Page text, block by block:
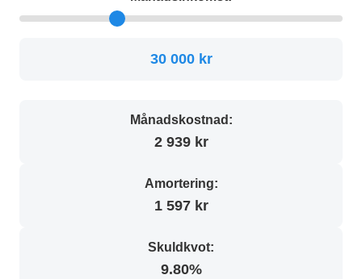
30 000 kr
Månadskostnad:
2 939 kr
Amortering:
1 597 kr
Skuldkvot:
9.80%